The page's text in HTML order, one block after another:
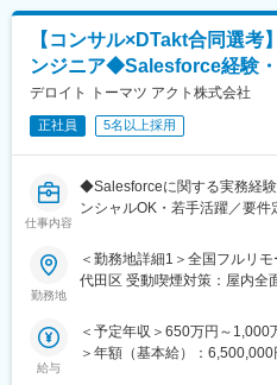
して高次の顧客体験を提供し
革等による持続的な成長を支
す。
新プロセスをプロトタイプで
◇実装/展開（Implement）
検証されたプロセスを本番環
◇自律的進化（Evolve）
導入した AI Agent 群を管理
また、事業立ち上げ期におい
していく活動にも従事してい
（1）市場価値の向上（技術
本事業の成功の鍵は、技術と
【コンサル×DTakt合同選
ンジニア◆Salesforce経験
デロイト トーマツ アクト株式会社
正社員 5名以上採用
仕事内容
◆Salesforceに関する実務経
ンシャルOK・若手活躍／要件
ーマツGのエンジニア部隊／
デロイトトーマツアクト
題解決にむけて最上流の戦略
ます。
勤務地
＜勤務地詳細1＞全国フルリ
代田区 受動喫煙対策：屋内全
エルガーラ 勤務地最寄駅：
対策：屋内全面禁煙＜勤務地
西）住所：大阪府大阪市 受
給与
＜予定年収＞650万円～1,000
＞年額（基本給）：